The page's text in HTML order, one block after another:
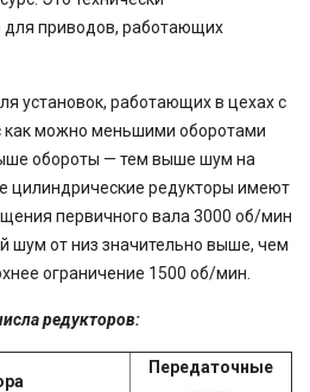
приводов, работающих
установок, работающих в цехах с
как можно меньшими оборотами
обороты — тем выше шум на
цилиндрические редукторы имеют
первичного вала 3000 об/мин
шум от низ значительно выше, чем
ограничение 1500 об/мин.
редукторов:
Передаточные